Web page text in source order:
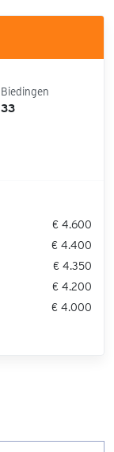
Biedingen
33
€ 4.600
€ 4.400
€ 4.350
€ 4.200
€ 4.000